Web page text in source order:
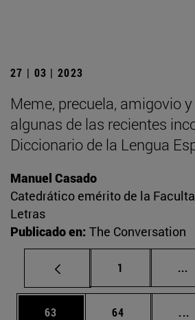
27 | 03 | 2023
Meme, precuela, amigovio
algunas de las recientes
Diccionario de la Lengua
Manuel Casado
Catedrático emérito de la
Letras
Publicado en: The Conversation
Página
1 ...
Página
63 Página
64 ...